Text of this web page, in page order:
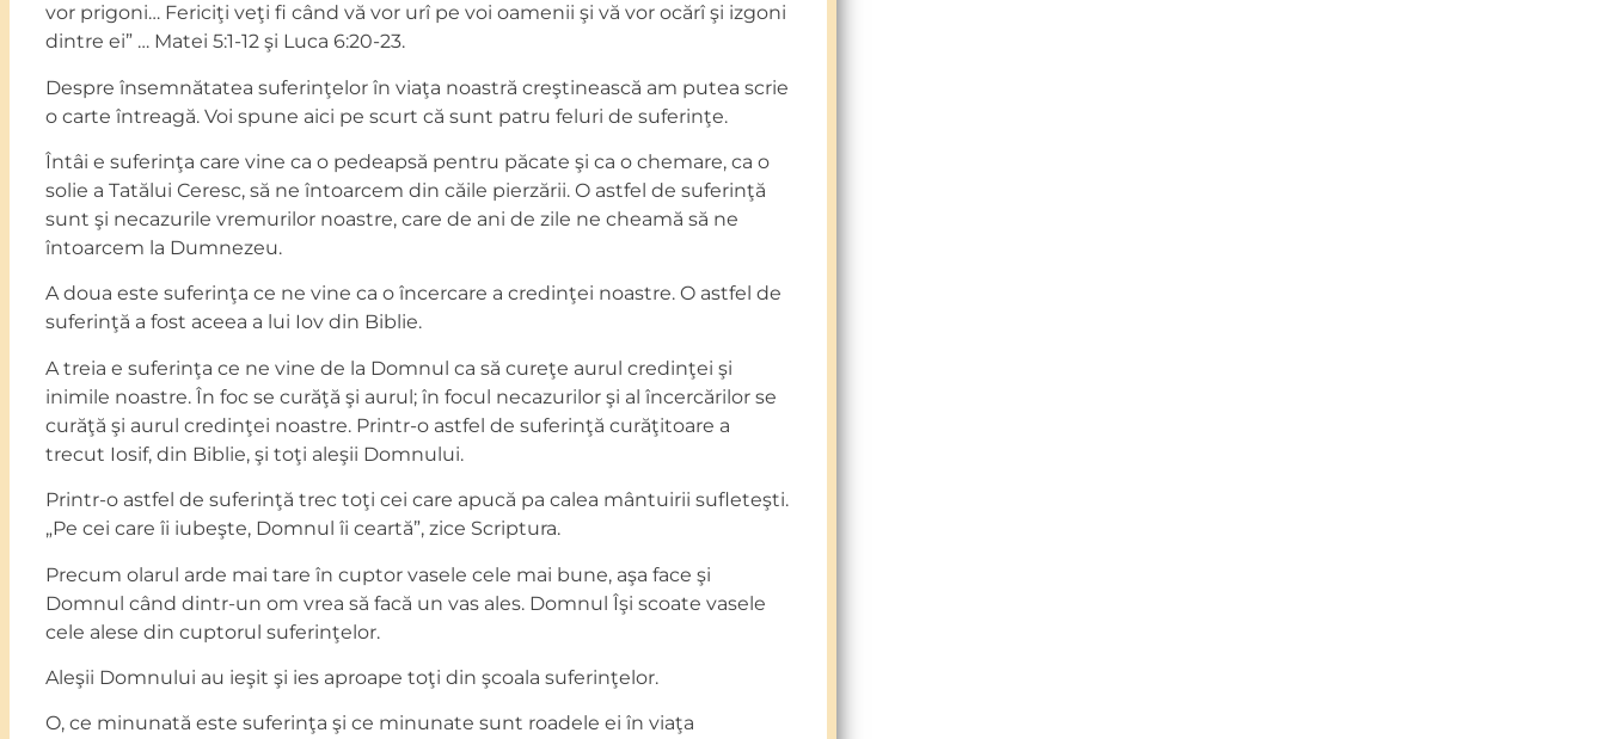
vor prigoni… Fericiţi veţi fi când vă vor urî pe voi oamenii şi vă vor ocărî şi izgoni
dintre ei” … Matei 5:1-12 şi Luca 6:20-23.
Despre însemnătatea suferinţelor în viaţa noastră creştinească am putea scrie
o carte întreagă. Voi spune aici pe scurt că sunt patru feluri de suferinţe.
Întâi e suferinţa care vine ca o pedeapsă pentru păcate şi ca o chemare, ca o
solie a Tatălui Ceresc, să ne întoarcem din căile pierzării. O astfel de suferinţă
sunt şi necazurile vremurilor noastre, care de ani de zile ne cheamă să ne
întoarcem la Dumnezeu.
A doua este suferinţa ce ne vine ca o încercare a credinţei noastre. O astfel de
suferinţă a fost aceea a lui Iov din Biblie.
A treia e suferinţa ce ne vine de la Domnul ca să cureţe aurul credinţei şi
inimile noastre. În foc se curăţă şi aurul; în focul necazurilor şi al încercărilor se
curăţă şi aurul credinţei noastre. Printr-o astfel de suferinţă curăţitoare a
trecut Iosif, din Biblie, şi toţi aleşii Domnului.
Printr-o astfel de suferinţă trec toţi cei care apucă pa calea mântuirii sufleteşti.
„Pe cei care îi iubeşte, Domnul îi ceartă”, zice Scriptura.
Precum olarul arde mai tare în cuptor vasele cele mai bune, aşa face şi
Domnul când dintr-un om vrea să facă un vas ales. Domnul Îşi scoate vasele
cele alese din cuptorul suferinţelor.
Aleşii Domnului au ieşit şi ies aproape toţi din şcoala suferinţelor.
O, ce minunată este suferinţa şi ce minunate sunt roadele ei în viaţa